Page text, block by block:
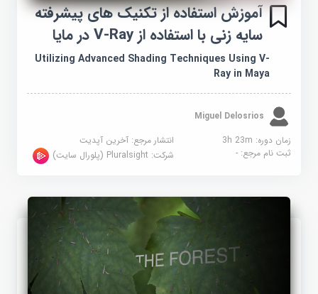
آموزش استفاده از تکنیک های پیشرفته
سایه زنی با استفاده از V-Ray در مایا
Utilizing Advanced Shading Techniques Using V-
Ray in Maya
Miguel Delosrios
زمان دوره: 3h 23m
انتشار مرجع:آخرین آپدیت
ثبت نام مرجع:- شرکت:Pluralsight (پلورال سایت)